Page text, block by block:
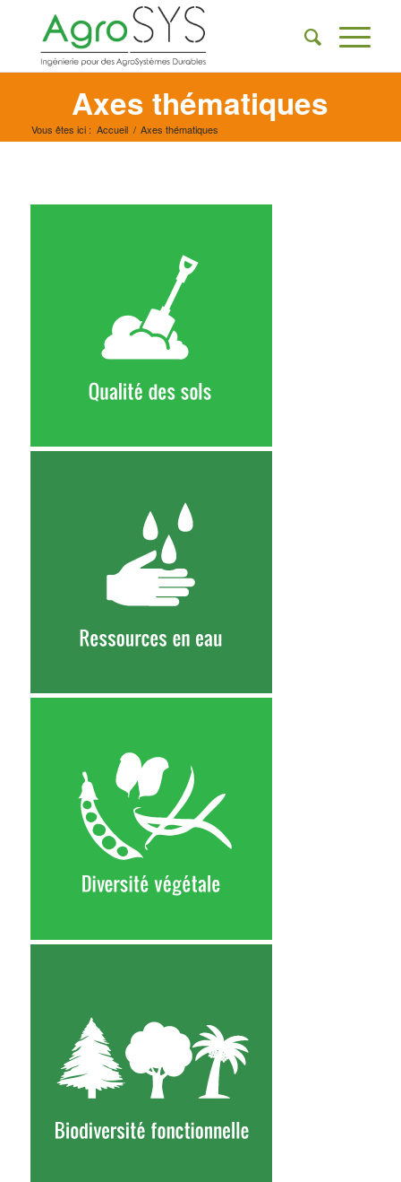
Axes thématiques
Vous êtes ici : Accueil / Axes thématiques